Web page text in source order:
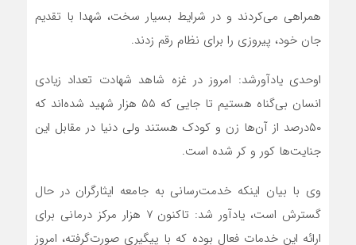
همراهی می‌کردند و در شرایط بسیار سخت، شهدا با تقدیم
جان خود، پیروزی را برای نظام رقم زدند.
اوحدی یادآورشد: امروز در غزه شاهد شهادت تعداد زیادی
انسان بی‌گناه هستیم تا جایی که ۵۵ هزار شهید شده‌اند که
۵۰درصد از آن‌ها زن و کودک هستند ولی دنیا در مقابل این
جنایت‌ها کور و کر شده است.
وی با بیان اینکه خدمت‌رسانی به جامعه ایثارگران در حال
گسترش است، یادآور شد: تاکنون ۷ هزار مرکز درمانی برای
ارائه این خدمات فعال بوده که با پیگیری صورت‌گرفته، امروز